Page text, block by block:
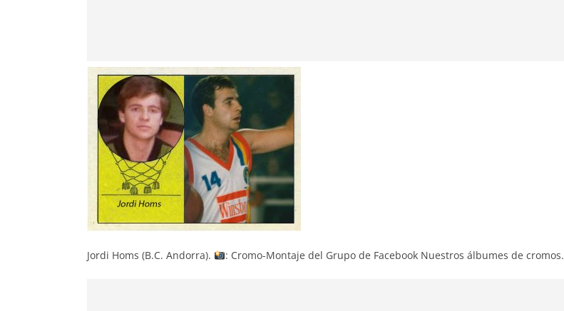
Jordi Homs (B.C. Andorra). : Cromo-Montaje del Grupo de Facebook Nuestros álbumes de cromos.